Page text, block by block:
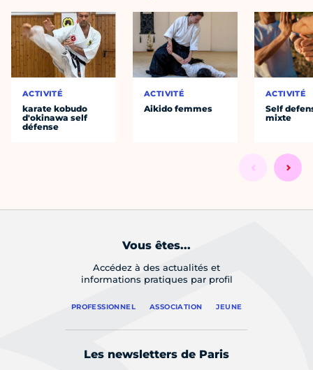
ACTIVITÉ
karate kobudo
d'okinawa self
défense
ACTIVITÉ
Aikido femmes
ACTIVITÉ
Self
mixte
Vous êtes...
Accédez à des actualités et
informations pratiques par profil
PROFESSIONNEL ASSOCIATION JEUNE
Les newsletters de Paris